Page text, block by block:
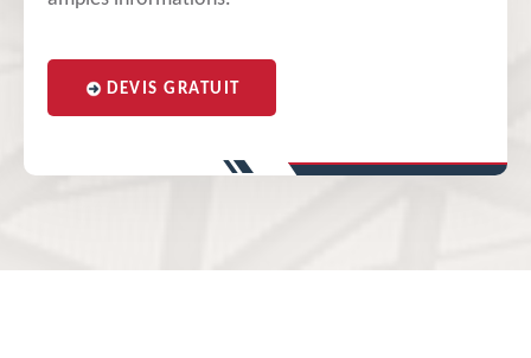
DEVIS GRATUIT